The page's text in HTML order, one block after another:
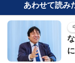
あわせて読み